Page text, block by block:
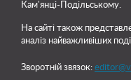
Кам'янці-Подільському.
На сайті також
аналіз найважливіших
Зворотній звязок: